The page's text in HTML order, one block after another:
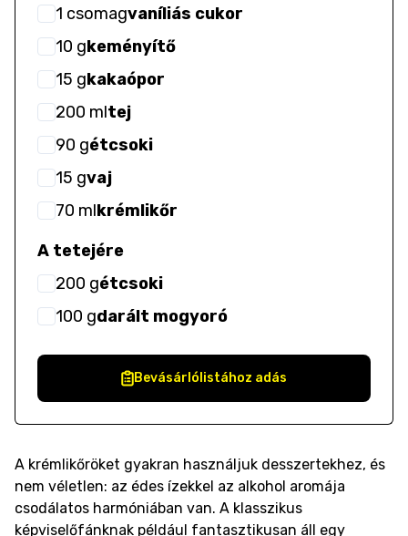
1 csomagvaníliás cukor
10 gkeményítő
15 gkakaópor
200 mltej
90 gétcsoki
15 gvaj
70 mlkrémlikőr
A tetejére
200 gétcsoki
100 gdarált mogyoró
Bevásárlólistához adás
A krémlikőröket gyakran használjuk desszertekhez, és
nem véletlen: az édes ízekkel az alkohol aromája
csodálatos harmóniában van. A klasszikus
képviselőfánknak például fantasztikusan áll egy